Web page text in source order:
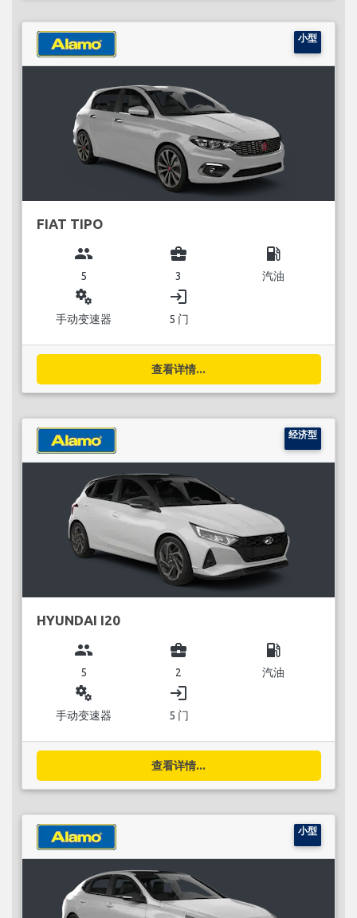
小型
FIAT TIPO
group
5
business_center
3
local_gas_station
汽油
miscellaneous_services
手动变速器
login
5 门
查看详情...
经济型
HYUNDAI I20
group
5
business_center
2
local_gas_station
汽油
miscellaneous_services
手动变速器
login
5 门
查看详情...
小型